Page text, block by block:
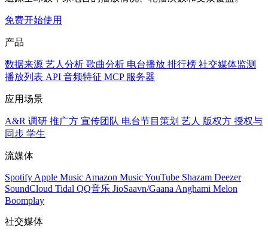
免费开始使用
产品
数据来源 艺人分析 歌曲分析 电台播放 排行榜 社交媒体监测
播放列表 API 音频特征 MCP 服务器
应用场景
A&R 调研 推广方 宣传团队 电台节目策划 艺人 版权方 授权与
同步 学生
流媒体
Spotify Apple Music Amazon MusicYouTube Shazam Deezer
SoundCloud Tidal QQ音乐 JioSaavn/Gaana Anghami Melon
Boomplay
社交媒体